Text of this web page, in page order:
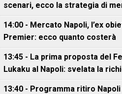
scenari, ecco la strategia di
14:00 - Mercato Napoli, l’ex
Premier: ecco quanto costerà
13:45 - La prima proposta del
Lukaku al Napoli: svelata la
13:40 - Programma ritiro